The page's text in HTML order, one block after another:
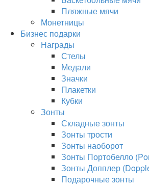
Пляжные мячи
Монетницы
Бизнес подарки
Награды
Стелы
Медали
Значки
Плакетки
Кубки
Зонты
Складные зонты
Зонты трости
Зонты наоборот
Зонты Портобелло
Зонты Допплер
Подарочные зонты